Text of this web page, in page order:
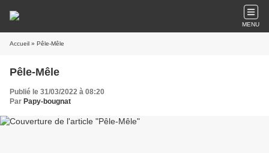
MENU
Accueil » Pêle-Mêle
Pêle-Mêle
Publié le 31/03/2022 à 08:20
Par Papy-bougnat